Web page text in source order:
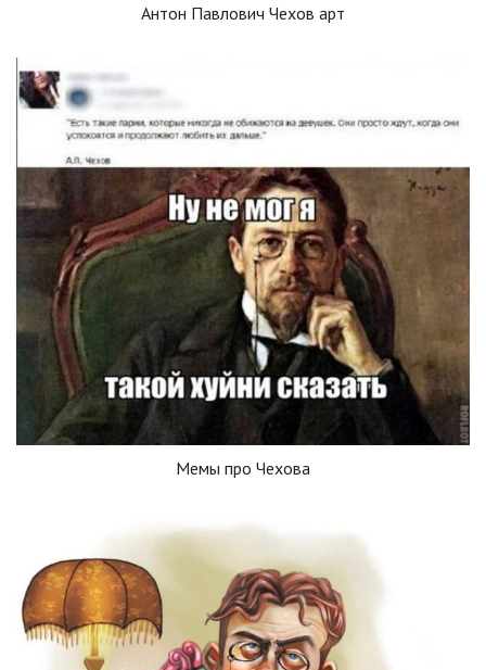
Антон Павлович Чехов арт
Мемы про Чехова